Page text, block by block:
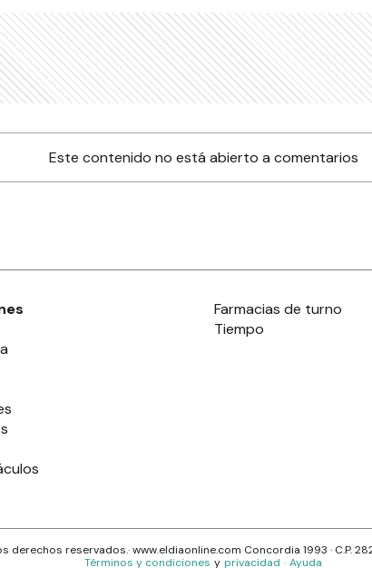
Este contenido no está abierto a comentarios
Farmacias de turno
Tiempo
derechos reservados.· www.eldiaonline.com Concordia 1993 · C.P.
Términos y condiciones y privacidad · Ayuda